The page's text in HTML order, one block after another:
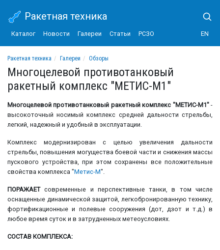
Ракетная техника
Каталог Новости Галереи Статьи РСЗО EN
Ракетная техника Галереи
Обзоры
Многоцелевой противотанковый ракетный комплекс "МЕТИС-М1"
Многоцелевой противотанковый
ракетный комплекс "МЕТИС-М1"
Многоцелевой противотанковый ракетный комплекс "МЕТИС-М1"-
высокоточный носимый комплекс средней дальности стрельбы,
легкий, надежный и удобный в эксплуатации.
Комплекс модернизирован с целью увеличения дальности
стрельбы, повышения могущества боевой части и снижения массы
пускового устройства, при этом сохранены все положительные
свойства комплекса "Метис-М".
ПОРАЖАЕТсовременные и перспективные танки, в том числе
оснащенные динамической защитой, легкобронированную технику,
фортификационные и полевые сооружения (дот, дзот и т.д.) в
любое время суток и в затрудненных метеоусловиях.
СОСТАВ КОМПЛЕКСА: